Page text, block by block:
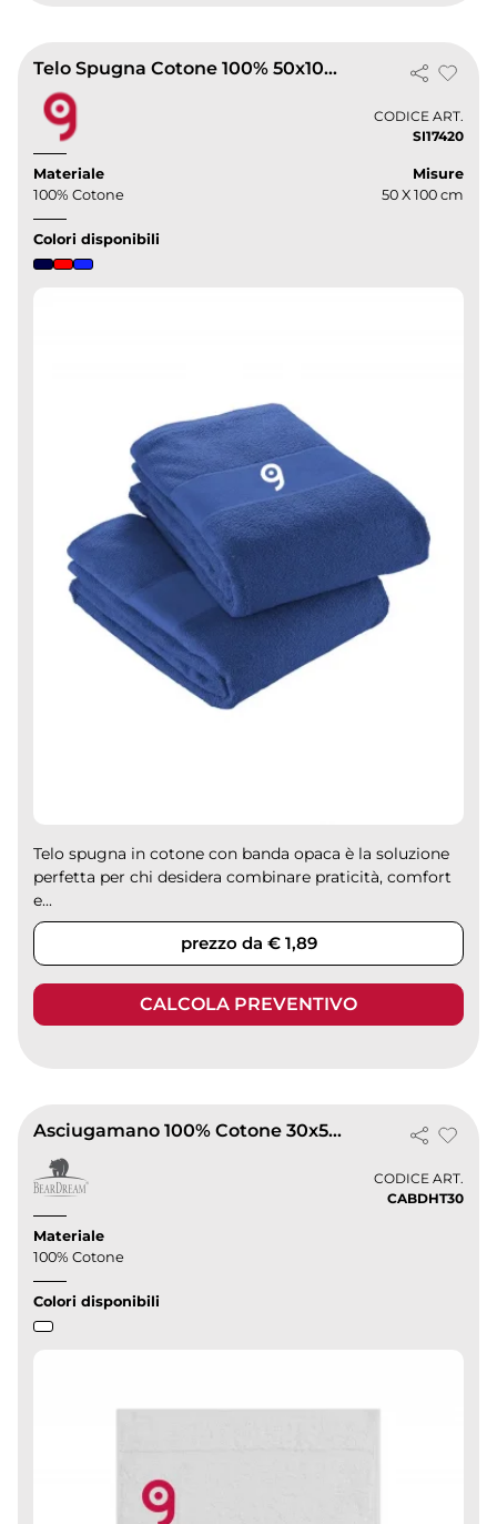
Telo Spugna Cotone 100% 50x100cm Bianca con Banda Opaca -
CODICE ART.
SI17420
Materiale
100% Cotone
Misure
50 X 100 cm
Colori disponibili
Telo spugna in cotone con banda opaca è la soluzione
perfetta per chi desidera combinare praticità, comfort
e...
prezzo da € 1,89
CALCOLA PREVENTIVO
Asciugamano 100% Cotone 30x50 cm Hotel Spa Bianco |
CODICE ART.
CABDHT30
Materiale
100% Cotone
Colori disponibili